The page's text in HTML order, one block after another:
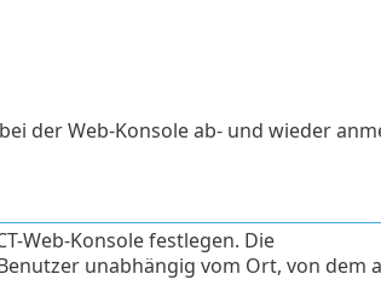
der Web-Konsole ab- und wieder
Web-Konsole festlegen. Die
unabhängig vom Ort, von dem